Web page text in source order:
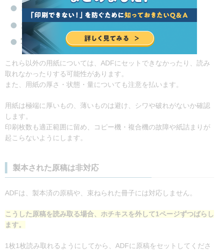
コピー用紙（A4・A5・B5など）
カード類（IDカードや名詞など）
写真用紙（マット紙や光沢紙など）
これら以外の用紙については、ADFにセットできなかったり、読み
取れなかったりする可能性があります。
また、用紙の厚さ・状態・量についても注意を払います。
用紙は極端に厚いもの、薄いものは避け、シワや破れがないか確認
します。
印刷枚数も適正範囲に留め、コピー機・複合機の故障や紙詰まりが
起こらないようにします。
製本された原稿は非対応
ADFは、製本済の原稿や、束ねられた冊子には対応しません。
こうした原稿を読み取る場合、ホチキスを外して1ページずつばらし
ます。
1枚1枚読み取れるようにしてから、ADFに原稿をセットしてくださ